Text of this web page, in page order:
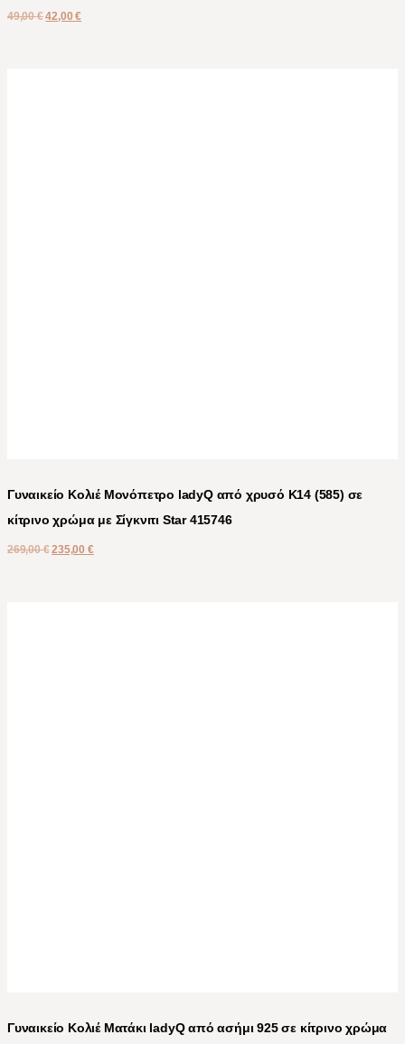
49,00€ 42,00€
Γυναικείο Κολιέ Μονόπετρο ladyQ από χρυσό Κ14 (585) σε
κίτρινο χρώμα με Σίγκνιτι Star 415746
269,00€ 235,00 €
Γυναικείο Κολιέ Ματάκι ladyQ από ασήμι 925 σε κίτρινο χρώμα